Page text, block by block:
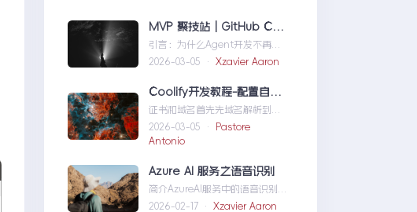
MVP 聚技站｜GitHub Copilot SDK 入门：五分钟构建你的第一个 AI Agent
引言：为什么Agent开发不再是
少数人的游戏近年来，随着人工
AIAgen...MVP聚技站｜
钟构建你的第一个AIAgent
2026-03-05 · Xzavier Aaron
Coolify开发教程-配置自定义域名和证书
证书和域名首先先域名解析到
Coolify所在的服务器，然后获取
你的证书NGINX版本的，这里就
义域名和证书
2026-03-05 ·
Pastore
Antonio
Azure AI 服务之语音识别
简介AzureAI服务中的语音识别
API是微软提供的一项先进技术，
2026-02-17 · Xzavier Aaron